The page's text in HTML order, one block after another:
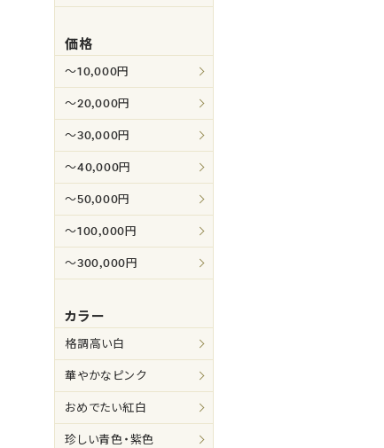
価格
～10,000円
～20,000円
～30,000円
～40,000円
～50,000円
～100,000円
～300,000円
カラー
格調高い白
華やかなピンク
おめでたい紅白
珍しい青色・紫色